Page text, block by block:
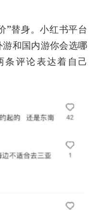
”替身。小红书平台
和国内游你会选哪
条评论表达着自己